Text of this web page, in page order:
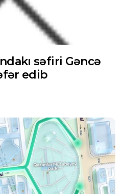
səfiri Gəncə
edib